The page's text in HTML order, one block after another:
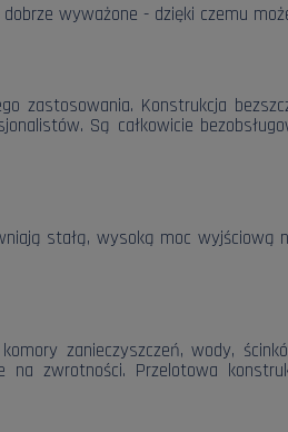
wyważone - dzięki czemu
zastosowania. Konstrukcja
Są całkowicie
stałą, wysoką moc wyjściową
zanieczyszczeń, wody,
zwrotności. Przelotowa